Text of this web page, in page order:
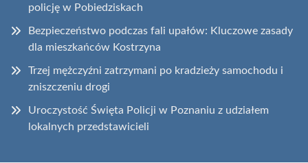
policję w Pobiedziskach
Bezpieczeństwo podczas fali upałów: Kluczowe zasady
dla mieszkańców Kostrzyna
Trzej mężczyźni zatrzymani po kradzieży samochodu i
zniszczeniu drogi
Uroczystość Święta Policji w Poznaniu z udziałem
lokalnych przedstawicieli